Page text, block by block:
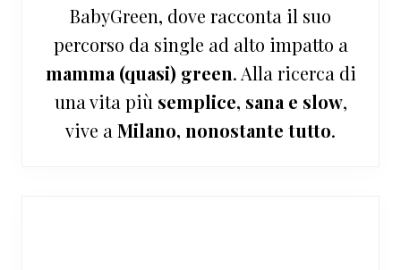
BabyGreen, dove racconta il suo
percorso da single ad alto impatto a
mamma (quasi) green. Alla ricerca di
una vita più semplice, sana e slow,
vive a Milano, nonostante tutto.